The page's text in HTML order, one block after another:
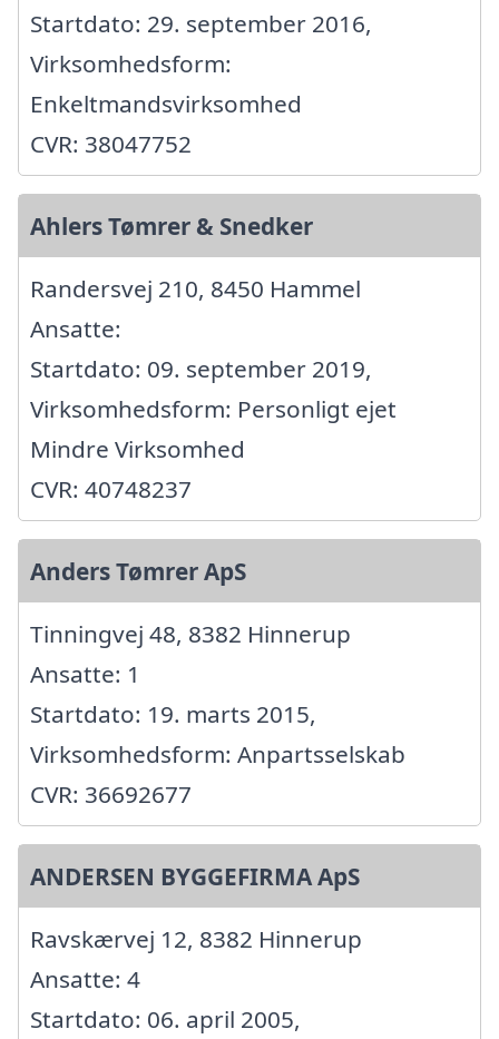
Startdato: 29. september 2016,
Virksomhedsform:
Enkeltmandsvirksomhed
CVR: 38047752
Ahlers Tømrer & Snedker
Randersvej 210, 8450 Hammel
Ansatte:
Startdato: 09. september 2019,
Virksomhedsform: Personligt ejet
Mindre Virksomhed
CVR: 40748237
Anders Tømrer ApS
Tinningvej 48, 8382 Hinnerup
Ansatte: 1
Startdato: 19. marts 2015,
Virksomhedsform: Anpartsselskab
CVR: 36692677
ANDERSEN BYGGEFIRMA ApS
Ravskærvej 12, 8382 Hinnerup
Ansatte: 4
Startdato: 06. april 2005,